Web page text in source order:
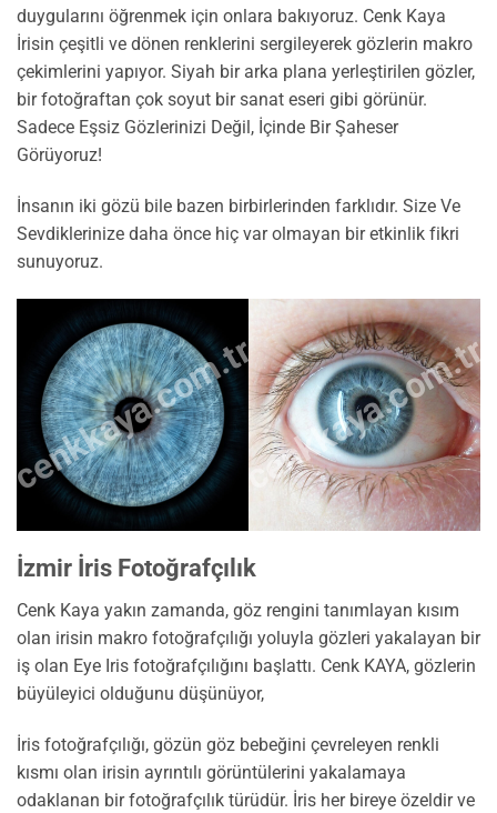
duygularını öğrenmek için onlara bakıyoruz. Cenk Kaya
İrisin çeşitli ve dönen renklerini sergileyerek gözlerin makro
çekimlerini yapıyor. Siyah bir arka plana yerleştirilen gözler,
bir fotoğraftan çok soyut bir sanat eseri gibi görünür.
Sadece Eşsiz Gözlerinizi Değil, İçinde Bir Şaheser
Görüyoruz!
İnsanın iki gözü bile bazen birbirlerinden farklıdır. Size Ve
Sevdiklerinize daha önce hiç var olmayan bir etkinlik fikri
sunuyoruz.
cenkkaya.com.trcenkkaya.com.tr
İzmir İris Fotoğrafçılık
Cenk Kaya yakın zamanda, göz rengini tanımlayan kısım
olan irisin makro fotoğrafçılığı yoluyla gözleri yakalayan bir
iş olan Eye Iris fotoğrafçılığını başlattı. Cenk KAYA, gözlerin
büyüleyici olduğunu düşünüyor,
İris fotoğrafçılığı, gözün göz bebeğini çevreleyen renkli
kısmı olan irisin ayrıntılı görüntülerini yakalamaya
odaklanan bir fotoğrafçılık türüdür. İris her bireye özeldir ve